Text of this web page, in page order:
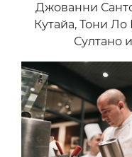
Джованни
Кутайа, Тони
Султано